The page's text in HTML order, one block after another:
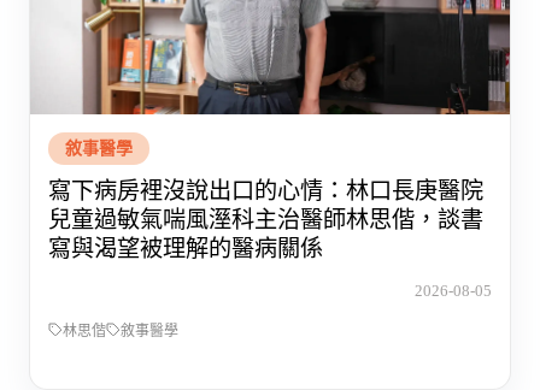
敘事醫學
寫下病房裡沒說出口的心情：林口長庚醫院
兒童過敏氣喘風溼科主治醫師林思偕，談書
寫與渴望被理解的醫病關係
2026-08-05
林思偕 敘事醫學